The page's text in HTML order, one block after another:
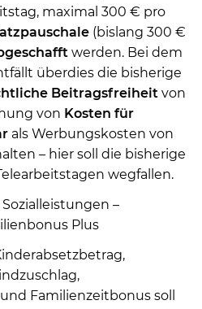
maximal 300 € pro
(bislang 300 €
werden. Bei dem
überdies die bisherige
Beitragsfreiheit von
von Kosten für
als Werbungskosten von
– hier soll die bisherige
wegfallen.
–
Plus
Familienzeitbonus soll